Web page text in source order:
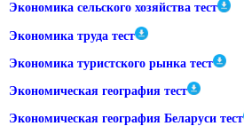
Экономика сельского хозяйства тест
Экономика труда тест
Экономика туристского рынка тест
Экономическая география тест
Экономическая география Беларуси тест